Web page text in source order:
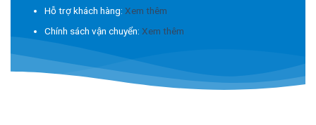
Hỗ trợ khách hàng: Xem thêm
Chính sách vận chuyển: Xem thêm